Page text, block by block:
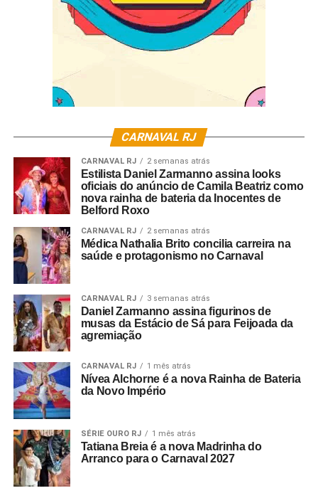
CARNAVAL RJ
CARNAVAL RJ 2 semanas atrás
Estilista Daniel Zarmanno assina looks
oficiais do anúncio de Camila Beatriz como
nova rainha de bateria da Inocentes de
Belford Roxo
CARNAVAL RJ 2 semanas atrás
Médica Nathalia Brito concilia carreira na
saúde e protagonismo no Carnaval
CARNAVAL RJ 3 semanas atrás
Daniel Zarmanno assina figurinos de
musas da Estácio de Sá para Feijoada da
agremiação
CARNAVAL RJ 1 mês atrás
Nívea Alchorne é a nova Rainha de Bateria
da Novo Império
SÉRIE OURO RJ 1 mês atrás
Tatiana Breia é a nova Madrinha do
Arranco para o Carnaval 2027